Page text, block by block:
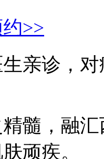
>>
亲诊，
髓，融
顽疾。